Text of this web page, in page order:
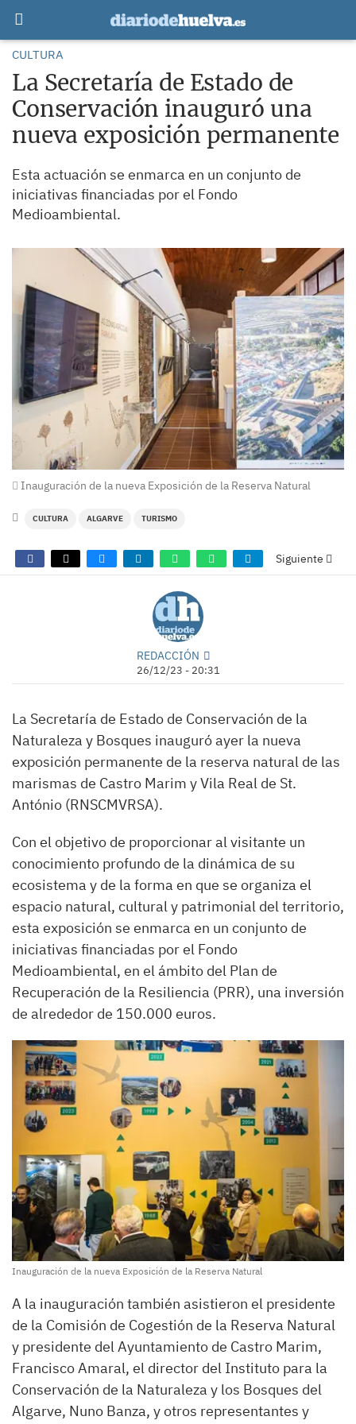
CULTURA
La Secretaría de Estado de
Conservación inauguró una
nueva exposición permanente
Esta actuación se enmarca en un conjunto de
iniciativas financiadas por el Fondo
Medioambiental.
Inauguración de la nueva Exposición de la Reserva Natural
CULTURA ALGARVE TURISMO
Siguiente
REDACCIÓN
26/12/23 - 20:31
La Secretaría de Estado de Conservación de la
Naturaleza y Bosques inauguró ayer la nueva
exposición permanente de la reserva natural de las
marismas de Castro Marim y Vila Real de St.
António (RNSCMVRSA).
Con el objetivo de proporcionar al visitante un
conocimiento profundo de la dinámica de su
ecosistema y de la forma en que se organiza el
espacio natural, cultural y patrimonial del territorio,
esta exposición se enmarca en un conjunto de
iniciativas financiadas por el Fondo
Medioambiental, en el ámbito del Plan de
Recuperación de la Resiliencia (PRR), una inversión
de alrededor de 150.000 euros.
Inauguración de la nueva Exposición de la Reserva Natural
A la inauguración también asistieron el presidente
de la Comisión de Cogestión de la Reserva Natural
y presidente del Ayuntamiento de Castro Marim,
Francisco Amaral, el director del Instituto para la
Conservación de la Naturaleza y los Bosques del
Algarve, Nuno Banza, y otros representantes y